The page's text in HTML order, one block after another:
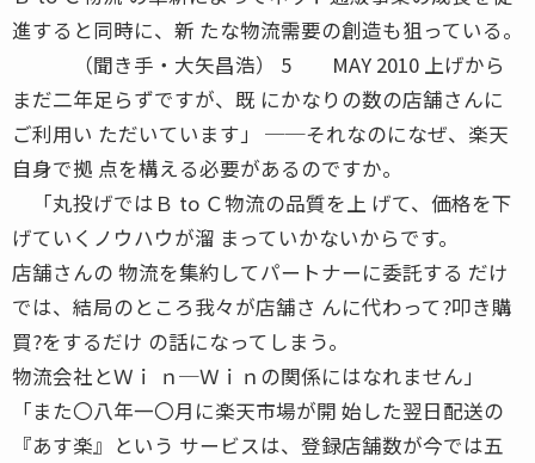
進すると同時に、新 たな物流需要の創造も狙っている。
（聞き手・大矢昌浩） 5 MAY 2010 上げから
まだ二年足らずですが、既 にかなりの数の店舗さんに
ご利用い ただいています」 ──それなのになぜ、楽天
自身で拠 点を構える必要があるのですか。
「丸投げではＢ to Ｃ物流の品質を上 げて、価格を下
げていくノウハウが溜 まっていかないからです。
店舗さんの 物流を集約してパートナーに委託する だけ
では、結局のところ我々が店舗さ んに代わって?叩き購
買?をするだけ の話になってしまう。
物流会社とＷｉ ｎ─Ｗｉｎの関係にはなれません」
「また〇八年一〇月に楽天市場が開 始した翌日配送の
『あす楽』という サービスは、登録店舗数が今では五